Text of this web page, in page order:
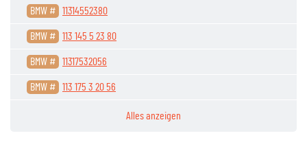
BMW # 11314552380
BMW # 113 145 5 23 80
BMW # 11317532056
BMW # 113 175 3 20 56
Alles anzeigen